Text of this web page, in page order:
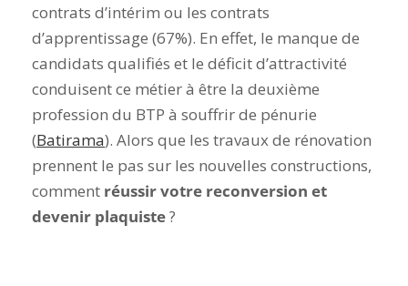
contrats d’intérim ou les contrats
d’apprentissage (67%). En effet, le manque de
candidats qualifiés et le déficit d’attractivité
conduisent ce métier à être la deuxième
profession du BTP à souffrir de pénurie
(Batirama). Alors que les travaux de rénovation
prennent le pas sur les nouvelles constructions,
comment réussir votre reconversion et
devenir plaquiste?